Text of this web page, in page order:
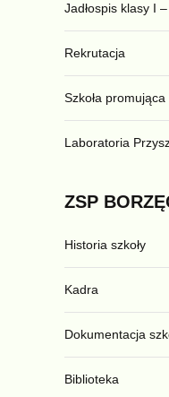
Jadłospis klasy I
Rekrutacja
Szkoła
Laboratoria
ZSP
Historia szkoły
Kadra
Dokumentacja
Biblioteka